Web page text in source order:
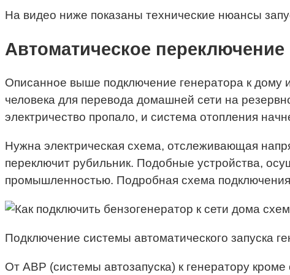
На видео ниже показаны технические нюансы
Автоматическое переключение
Описанное выше подключение генератора к дому
человека для перевода домашней сети на
электричество пропало, и система отопления
Нужна электрическая схема, отслеживающая
переключит рубильник. Подобные устройства,
промышленностью. Подробная схема подключения
Подключение системы автоматического запуска
От АВР (системы автозапуска) к генератору